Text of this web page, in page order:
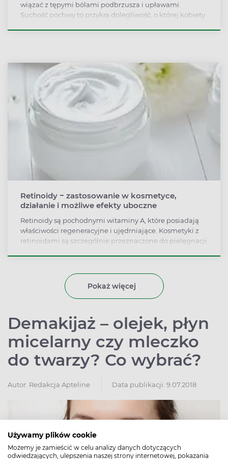
Używamy plików cookie
Możemy je zamieścić w celu analizy danych dotyczących
odwiedzających, ulepszenia naszej strony internetowej, pokazania
wiązać z tępymi bólami podbrzusza i upławami.
Suchość pochwy to przykra dolegliwość, o której kobiety
intymna.
Retinoidy − zastosowanie w kosmetyce,
działanie i możliwe efekty uboczne
Retinoidy są pochodnymi witaminy A, które posiadają
właściwości regeneracyjne i ujędrniające. Kosmetyki z
retinoidami są szczególnie przeznaczone do pielęgnacji
w leczeniu chorób dermatologicznych, takich jak trądzik
czy łuszczyca.
Pokaż więcej
Demakijaż – olejek, płyn
micelarny czy mleczko
do twarzy? Co wybrać?
Autor: Redakcja Apteline Data publikacji: 9.07.2018